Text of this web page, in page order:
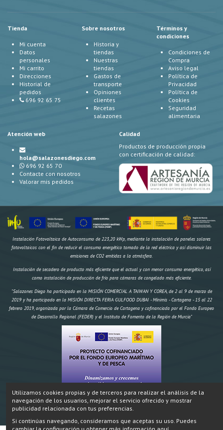
Tienda
Mi cuenta
Datos
personales
Mi carrito
Direcciones
Historial de
pedidos
696 92 65 75
Sobre nosotros
Historia y
tiendas
Nuestras
tiendas
Gastos de
transporte
Opiniones
clientes
Recetas
salazones
Términos y
condiciones
Condiciones de
Compra
Aviso legal
Política de
Privacidad
Política de
Cookies
Seguridad
alimentaria
Atención web
hola@salazonesdiego.com
696 92 65 70
Contacte con nosotros
Valorar mis pedidos
Calidad
Productos de producción propia
con certificación de calidad:
Instalación Fotovoltaica de Autoconsumo de 223,20 kWp, mediante la instalación de paneles solares
fotovoltaicos con el fin de reducir el consumo energético tomado de la red eléctrica y así disminuir las
emisiones de CO2 emitidas a la atmósfera.
Instalación de secadero de producto más eficiente que el actual y con menor consumo energético, así
como instalación de producción de frío para cámaras de congelado más eficiente.
"Salazones Diego ha participado en la MISIÓN COMERCIAL A TAIWAN Y COREA, de 2 al 9 de marzo de
2019 y ha participado en la MISIÓN DIRECTA FERIA GULFOOD DUBAI - Mínimis - Cartagena - 15 al 22
febrero 2019, organizada por la Cámara de Comercio de Cartagena y cofinanciada por el Fondo Europeo
de Desarrollo Regional (FEDER) y el Instituto de Fomento de la Región de Murcia"
"Construcción de un secadero artificial y dos obradores climatizados, IMPORTE AYUDA
174.970,18 € FEMP 58.695,96€ CARM 19.564,99€ Total 78.259,95€" Proyecto cofinanciado por el Fondo
Europeo Marítimo y de Pesca.
Utilizamos cookies propias y de terceros para realizar el análisis de la
navegación de los usuarios, mejorar el servicio ofrecido y mostrar
publicidad relacionada con tus preferencias.
Si continúas navegando, consideramos que aceptas su uso. Puedes